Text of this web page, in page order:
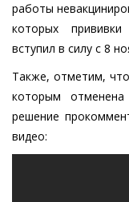
работы
которых
вступил в силу с 8
Также, отметим,
которым отменена
решение
видео: